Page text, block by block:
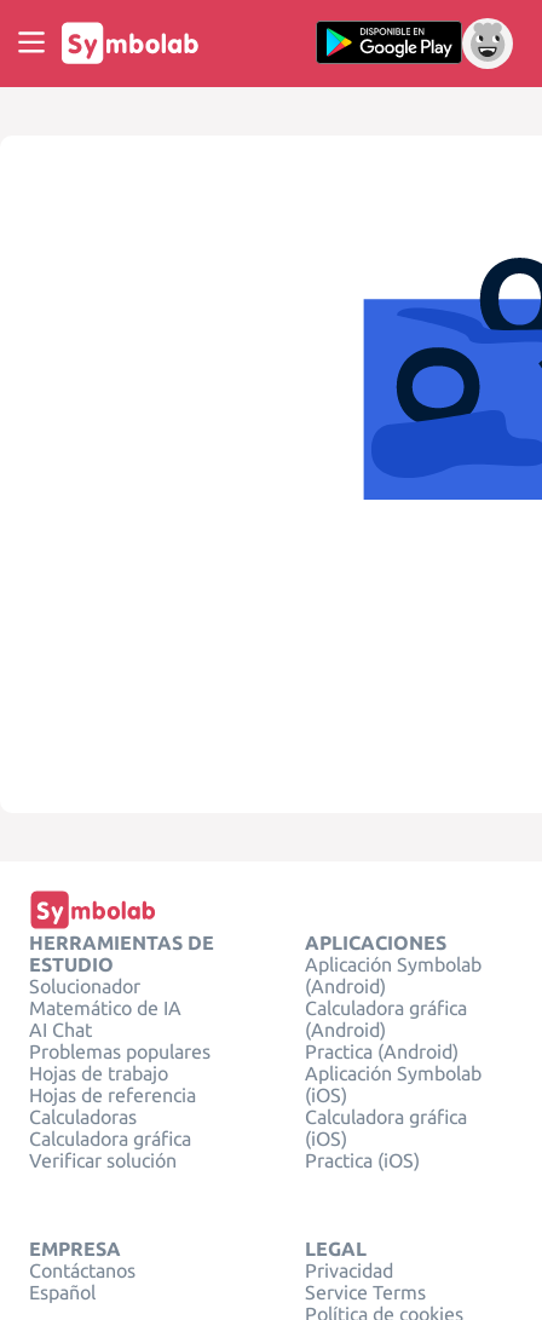
HERRAMIENTAS DE
ESTUDIO
Solucionador
Matemático de IA
AI Chat
Problemas populares
Hojas de trabajo
Hojas de referencia
Calculadoras
Calculadora gráfica
Verificar solución
APLICACIONES
Aplicación Symbolab
(Android)
Calculadora gráfica
(Android)
Practica (Android)
Aplicación Symbolab
(iOS)
Calculadora gráfica
(iOS)
Practica (iOS)
EMPRESA
Contáctanos
Español
LEGAL
Privacidad
Service Terms
Política de cookies